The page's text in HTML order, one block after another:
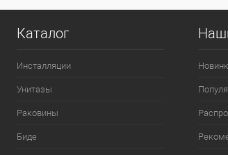
Каталог
Инсталляции
Унитазы
Раковины
Биде